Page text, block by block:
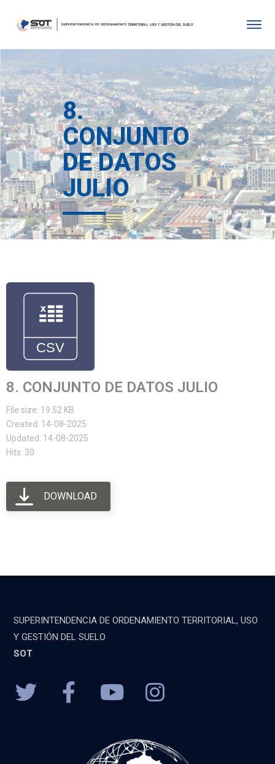
8.
CONJUNTO
DE DATOS
JULIO
8. CONJUNTO DE DATOS JULIO
File size: 19.52 KB
Created: 14-08-2025
Updated: 14-08-2025
Hits: 30
DOWNLOAD
SUPERINTENDENCIA DE ORDENAMIENTO TERRITORIAL, USO
Y GESTIÓN DEL SUELO
SOT